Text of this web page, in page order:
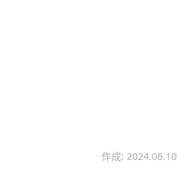
作成: 2024.06.10